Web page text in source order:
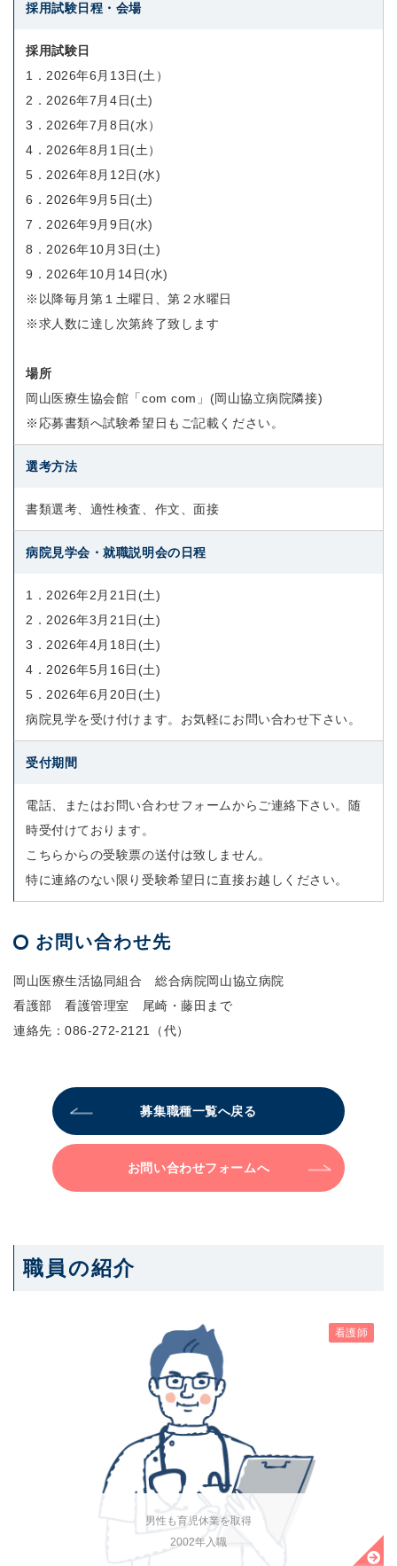
採用試験日程・会場
採用試験日
1．2026年6月13日(土）
2．2026年7月4日(土)
3．2026年7月8日(水）
4．2026年8月1日(土）
5．2026年8月12日(水)
6．2026年9月5日(土)
7．2026年9月9日(水)
8．2026年10月3日(土)
9．2026年10月14日(水)
※以降毎月第１土曜日、第２水曜日
※求人数に達し次第終了致します
場所
岡山医療生協会館「com com」(岡山協立病院隣接)
※応募書類へ試験希望日もご記載ください。
選考方法
書類選考、適性検査、作文、面接
病院見学会・就職説明会の日程
1．2026年2月21日(土)
2．2026年3月21日(土)
3．2026年4月18日(土)
4．2026年5月16日(土)
5．2026年6月20日(土)
病院見学を受け付けます。お気軽にお問い合わせ下さい。
受付期間
電話、またはお問い合わせフォームからご連絡下さい。随
時受付けております。
こちらからの受験票の送付は致しません。
特に連絡のない限り受験希望日に直接お越しください。
お問い合わせ先
岡山医療生活協同組合 総合病院岡山協立病院
看護部 看護管理室 尾崎・藤田まで
連絡先：086-272-2121 （代）
募集職種一覧へ戻る
お問い合わせフォームへ
職員の紹介
男性も育児休業を取得
2002年入職
看護師